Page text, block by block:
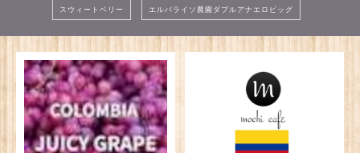
スウィートベリー エルパライソ農園ダブルアナエロビッグ